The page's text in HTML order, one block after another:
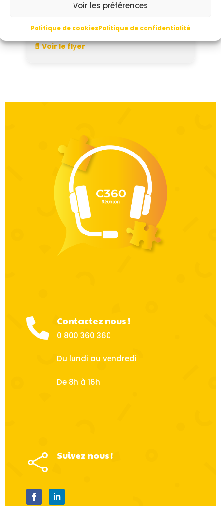
Voir les préférences
Politique de cookiesPolitique de confidentialité
Facebook : Sandra Pinson
Documents
📄 Voir le flyer
 Contactez nous !
0 800 360 360
Du lundi au vendredi
De 8h à 16h
 Suivez nous !